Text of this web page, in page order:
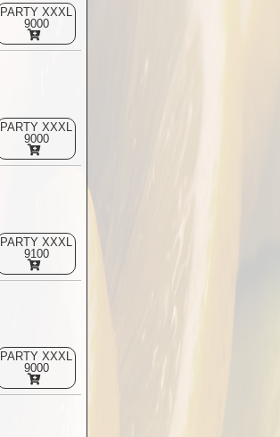
PARTY XXXL
9000
PARTY XXXL
9000
PARTY XXXL
9100
PARTY XXXL
9000